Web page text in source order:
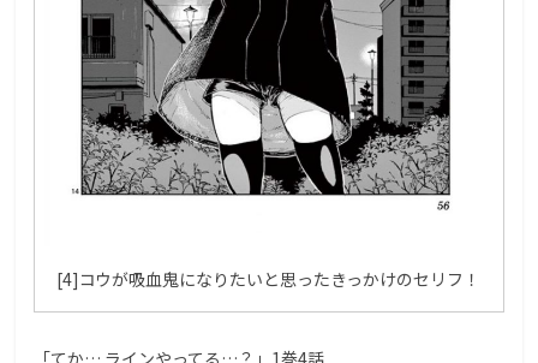
[4]コウが吸血鬼になりたいと思ったきっかけのセリフ！
「てか… ラインやってる…？」1巻4話